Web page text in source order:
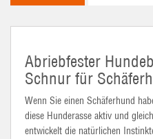
Abriebfester
Schnur für
Wenn Sie einen Schäferhund
diese Hunderasse aktiv und
entwickelt die natürlichen